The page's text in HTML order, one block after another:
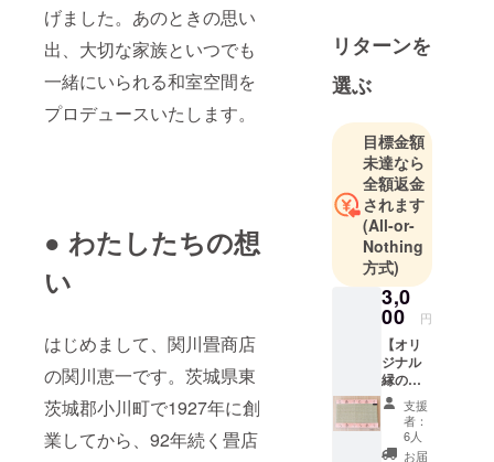
げました。あのときの思い
出、大切な家族といつでも
一緒にいられる和室空間を
プロデュースいたします。
● わたしたちの想
い
はじめまして、関川畳商店
の関川恵一です。茨城県東
茨城郡小川町で1927年に創
業してから、92年続く畳店
ト・モノに
挑戦し続け
ます！
リターンを
選ぶ
目標金額
未達なら
全額返金
されます
(All-or-
Nothing
方式)
3,0
00 円
【オリ
ジナル
縁のミ
ニ畳】
お返し
品説明
写真や
支援
者：
6人
お届